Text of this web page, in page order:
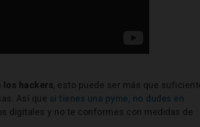
hackers, esto puede ser más que
Así que si tienes una pyme, no dudes en
digitales y no te conformes con medidas de